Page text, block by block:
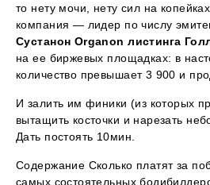
то нету мочи, нету сил на
компания — лидер по числу
Сустанон Organon листинга
на ее биржевых площадках: в
количество превышает 3 900 и
И залить им финики (из которых
вытащить косточки и нарезать
Дать постоять 10мин.
Содержание Сколько платят за
самых состоятельных